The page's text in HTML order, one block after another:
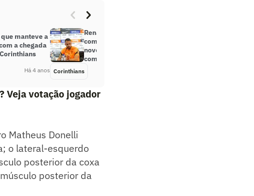
manteve a
a chegada
Há 4 anos
Renato Augusto enxerga dérbi
como ‘jogo de xadrez’ e elogia
novo estilo do Corinthians: ‘Gosto
como jogamos’
Corinthians
Veja votação jogador
Matheus Donelli
o lateral-esquerdo
posterior da coxa
posterior da